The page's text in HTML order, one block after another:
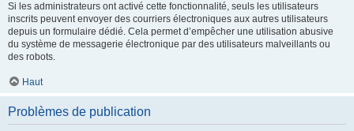
Si les administrateurs ont activé cette fonctionnalité, seuls les utilisateurs
inscrits peuvent envoyer des courriers électroniques aux autres utilisateurs
depuis un formulaire dédié. Cela permet d’empêcher une utilisation abusive
du système de messagerie électronique par des utilisateurs malveillants ou
des robots.
Haut
Problèmes de publication